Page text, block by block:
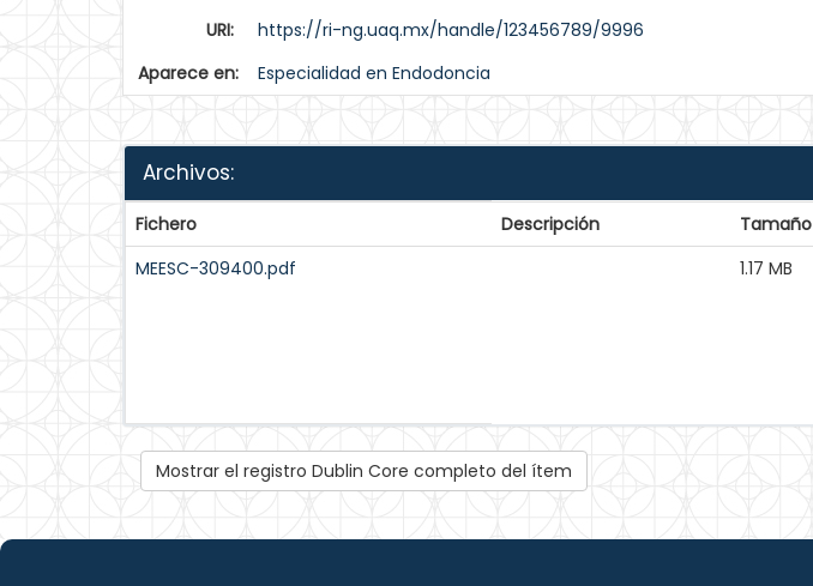
URI:
https://ri-ng.uaq.mx/handle/123456789/9996
Aparece en:
Especialidad en Endodoncia
Archivos:
Fichero Descripción Tamaño
MEESC-309400.pdf
1.17 MB
Mostrar el registro Dublin Core completo del ítem